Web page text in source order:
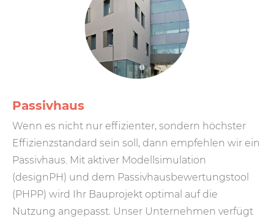
Passivhaus
Wenn es nicht nur effizienter, sondern höchster
Effizienz­standard sein soll, dann empfehlen wir ein
Passiv­haus. Mit aktiver Modell­simulation
(designPH) und dem Passiv­haus­bewertungs­tool
(PHPP) wird Ihr Bau­projekt optimal auf die
Nutzung angepasst. Unser Unter­nehmen verfügt